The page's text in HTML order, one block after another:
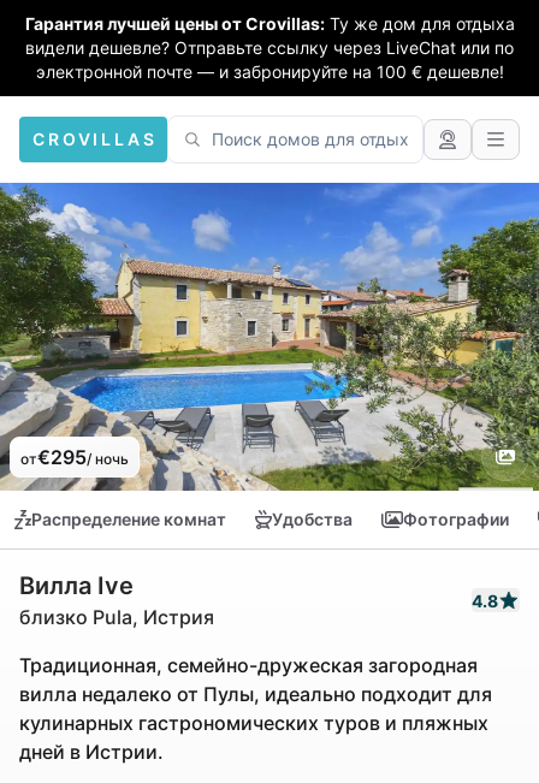
Гарантия лучшей цены от Crovillas: Ту же дом для отдыха
видели дешевле? Отправьте ссылку через LiveChat или по
электронной почте — и забронируйте на 100 € дешевле!
CROVILLAS
от€295/ ночь
Распределение комнат Удобства Фотографии
Вилла Ive
близко Pula, Истрия
4.8
Традиционная, семейно-дружеская загородная
вилла недалеко от Пулы, идеально подходит для
кулинарных гастрономических туров и пляжных
дней в Истрии.